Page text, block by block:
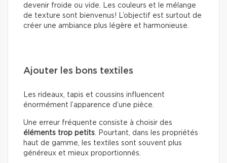
devenir froide ou vide. Les couleurs et le mélange
de texture sont bienvenus! L’objectif est surtout de
créer une ambiance plus légère et harmonieuse.
Ajouter les bons textiles
Les rideaux, tapis et coussins influencent
énormément l’apparence d’une pièce.
Une erreur fréquente consiste à choisir des
éléments trop petits. Pourtant, dans les propriétés
haut de gamme, les textiles sont souvent plus
généreux et mieux proportionnés.